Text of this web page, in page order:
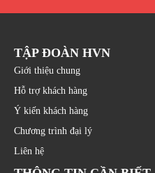
TẬP ĐOÀN HVN
Giới thiệu chung
Hỗ trợ khách hàng
Ý kiến khách hàng
Chương trình đại lý
Liên hệ